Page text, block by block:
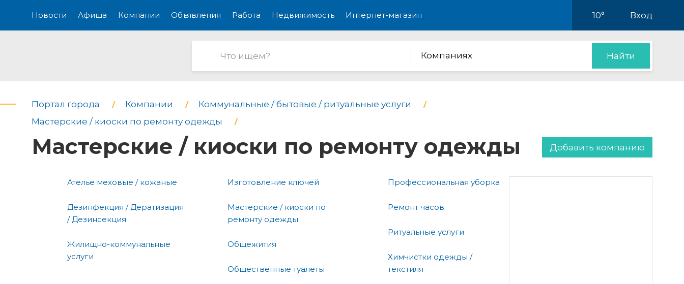
Новости Афиша Компании Объявления Работа Недвижимость Интернет-магазин 10° Вход
Компаниях Найти
Портал города Компании
Коммунальные / бытовые / ритуальные услуги
Мастерские / киоски по ремонту одежды
Мастерские / киоски по ремонту одежды Добавить компанию
Ателье меховые / кожаные
Дезинфекция / Дератизация
/ Дезинсекция
Жилищно-коммунальные
услуги
Изготовление ключей
Мастерские / киоски по
ремонту одежды
Общежития
Общественные туалеты
Профессиональная уборка
Ремонт часов
Ритуальные услуги
Химчистки одежды /
текстиля